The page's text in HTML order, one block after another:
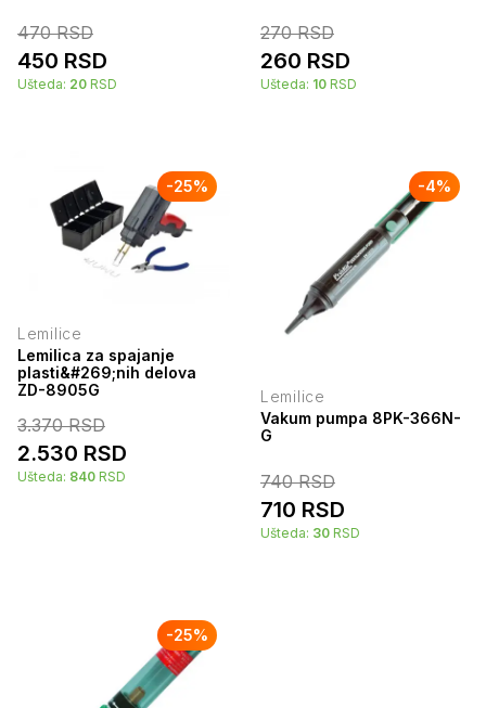
470RSD
450 RSD
Ušteda: 20 RSD
270RSD
260 RSD
Ušteda: 10 RSD
-25%
Lemilice
Lemilica za spajanje
plasti&#269;nih delova
ZD-8905G
3.370RSD
2.530 RSD
Ušteda: 840 RSD
-4%
Lemilice
Vakum pumpa 8PK-366N-
G
740RSD
710 RSD
Ušteda: 30 RSD
-25%